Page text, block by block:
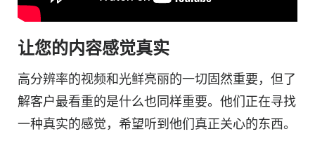
让您的内容感觉真实
高分辨率的视频和光鲜亮丽的一切固然重要，但了
解客户最看重的是什么也同样重要。他们正在寻找
一种真实的感觉，希望听到他们真正关心的东西。